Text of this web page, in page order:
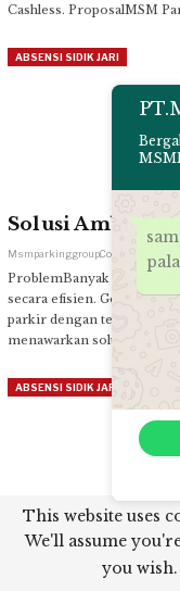
Cashless. ProposalMSM
ABSENSI SIDIK JARI
Solusi Ambon
Mei 8,
ProblemBanyak lokasi
secara efisien.
parkir dengan teknologi
menawarkan solusi
ABSENSI SIDIK JARI
Solusi Palang
Parkir Modern
This website uses
We'll assume
you wish.